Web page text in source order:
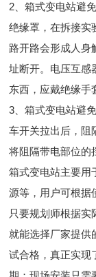
2、箱式变电站避
绝缘罩，在拆接实
路开路会形成人身
址断开。电压互感
东西，应戴绝缘手
3、箱式变电站避
车开关拉出后，阻
将阻隔带电部位的
箱式变电站主要用
源等，用户可根据
只要规划师根据实
就能选择厂家提供
试合格，真正实现